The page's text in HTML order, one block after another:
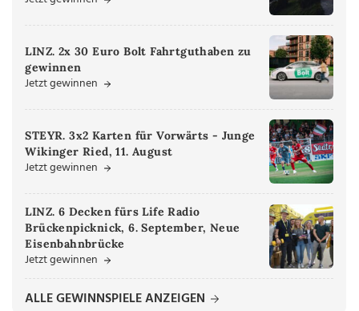
LINZ. 2x 30 Euro Bolt Fahrtguthaben zu
gewinnen
Jetzt gewinnen
STEYR. 3x2 Karten für Vorwärts - Junge
Wikinger Ried, 11. August
Jetzt gewinnen
LINZ. 6 Decken fürs Life Radio
Brückenpicknick, 6. September, Neue
Eisenbahnbrücke
Jetzt gewinnen
ALLE GEWINNSPIELE ANZEIGEN